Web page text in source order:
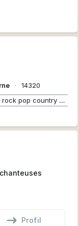
∙
14320
rock pop country variété française et plus
Profil